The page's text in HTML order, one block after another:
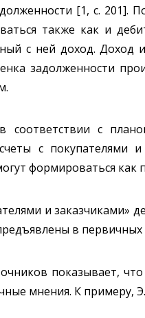
[1, с. 201].
также как и
с ней доход.
задолженности
соответствии с
с покупателями
формироваться как
и заказчиками»
в первичных
показывает,
мнения. К примеру,